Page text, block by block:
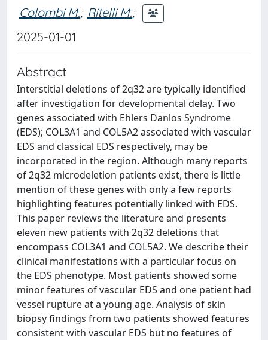
Colombi M.; Ritelli M.;
2025-01-01
Abstract
Interstitial deletions of 2q32 are typically identified
after investigation for developmental delay. Two
genes associated with Ehlers Danlos Syndrome
(EDS); COL3A1 and COL5A2 associated with vascular
EDS and classical EDS respectively, may be
incorporated in the region. Although many reports
of 2q32 microdeletion patients exist, there is little
mention of these genes with only a few reports
highlighting features potentially linked with EDS.
This paper reviews the literature and presents
eleven new patients with 2q32 deletions that
encompass COL3A1 and COL5A2. We describe their
clinical manifestations with a particular focus on
the EDS phenotype. Most patients showed some
minor features of vascular EDS and one patient had
vessel rupture at a young age. Analysis of skin
biopsy findings from two patients showed features
consistent with vascular EDS but no features of